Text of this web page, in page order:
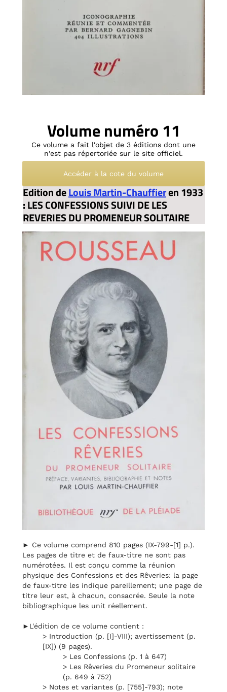
Volume numéro 11
Ce volume a fait l'objet de 3 éditions dont une
n'est pas répertoriée sur le site officiel.
Accéder à la cote du volume
Edition deLouis Martin-Chauffieren 1933
: LES CONFESSIONS SUIVI DE LES
REVERIES DU PROMENEUR SOLITAIRE
► Ce volume comprend 810 pages (IX-799-[1] p.).
Les pages de titre et de faux-titre ne sont pas
numérotées. Il est conçu comme la réunion
physique des Confessions et des Rêveries: la page
de faux-titre les indique pareillement; une page de
titre leur est, à chacun, consacrée. Seule la note
bibliographique les unit réellement.
►L'édition de ce volume contient :
> Introduction (p. [I]-VIII); avertissement (p.
[IX]) (9 pages).
> Les Confessions (p. 1 à 647)
> Les Rêveries du Promeneur solitaire
(p. 649 à 752)
> Notes et variantes (p. [755]-793); note